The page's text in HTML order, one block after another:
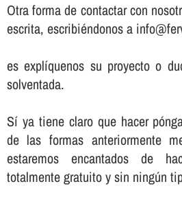
Otra forma de contactar con
escrita, escribiéndonos a
es explíquenos su proyecto o
solventada.
Sí ya tiene claro que hacer
de las formas anteriormente
estaremos encantados de
totalmente gratuito y sin ningún